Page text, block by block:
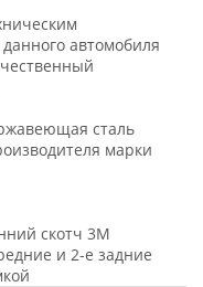
автомобиля
сталь
марки
скотч 3M
и 2-е задние